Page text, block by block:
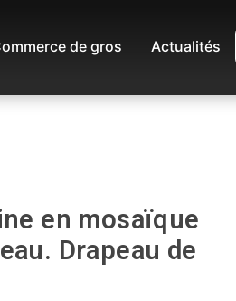
de gros Actualités
en mosaïque
Drapeau de